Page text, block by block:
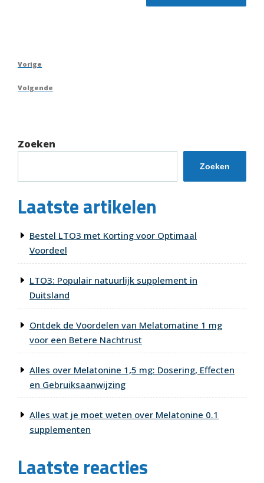
Berichtnavigatie
Vorig
Vorige
Volgend
Volgende
Zoeken
Zoeken
Laatste artikelen
Bestel LTO3 met Korting voor Optimaal
Voordeel
LTO3: Populair natuurlijk supplement in
Duitsland
Ontdek de Voordelen van Melatomatine 1 mg
voor een Betere Nachtrust
Alles over Melatonine 1,5 mg: Dosering, Effecten
en Gebruiksaanwijzing
Alles wat je moet weten over Melatonine 0.1
supplementen
Laatste reacties